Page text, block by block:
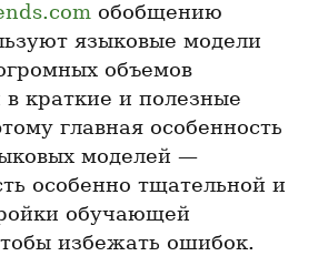
обобщению
языковые модели
объемов
краткие и полезные
главная особенность
моделей —
особенно тщательной и
обучающей
избежать ошибок.